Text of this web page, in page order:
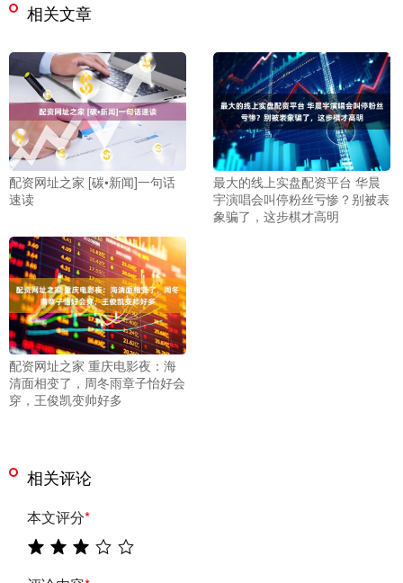
相关文章
配资网址之家 [碳•新闻]一句话
速读
最大的线上实盘配资平台 华晨
宇演唱会叫停粉丝亏惨？别被表
象骗了，这步棋才高明
配资网址之家 重庆电影夜：海
清面相变了，周冬雨章子怡好会
穿，王俊凯变帅好多
相关评论
本文评分*